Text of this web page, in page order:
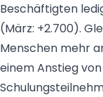
Beschäftigten
(März: +2.700).
Menschen mehr
einem Anstieg